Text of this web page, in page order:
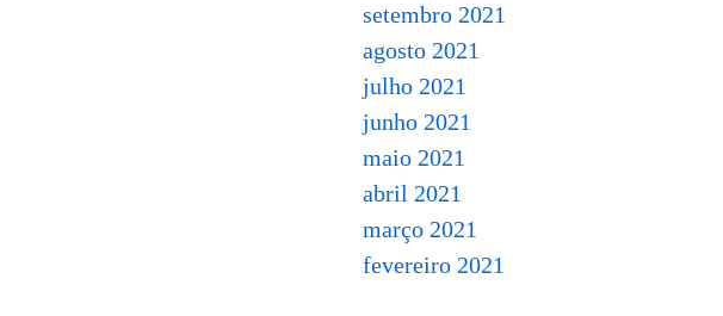
setembro 2021
agosto 2021
julho 2021
junho 2021
maio 2021
abril 2021
março 2021
fevereiro 2021